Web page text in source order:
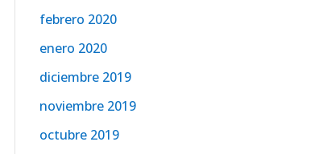
febrero 2020
enero 2020
diciembre 2019
noviembre 2019
octubre 2019